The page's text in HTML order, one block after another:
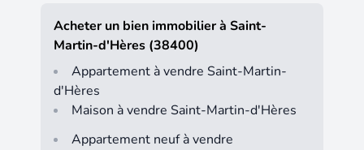
Acheter un bien immobilier à Saint-
Martin-d'Hères (38400)
Appartement à vendre Saint-Martin-
d'Hères
Maison à vendre Saint-Martin-d'Hères
Appartement neuf à vendre